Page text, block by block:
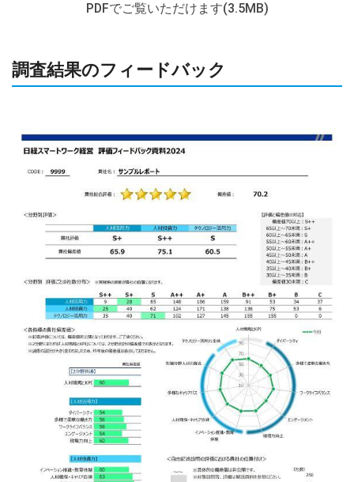
PDFでご覧いただけます(3.5MB)
調査結果のフィードバック